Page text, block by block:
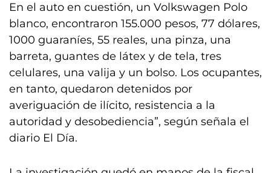
En el auto en cuestión, un Volkswagen Polo
blanco, encontraron 155.000 pesos, 77 dólares,
1000 guaraníes, 55 reales, una pinza, una
barreta, guantes de látex y de tela, tres
celulares, una valija y un bolso. Los ocupantes,
en tanto, quedaron detenidos por
averiguación de ilícito, resistencia a la
autoridad y desobediencia”, según señala el
diario El Día.